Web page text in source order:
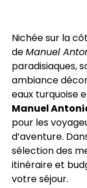
Nichée sur la
deManuel
paradisiaques,
ambiance
eaux turquoise
Manuel
pour les
d’aventure.
sélection des
itinéraire et
votre séjour.